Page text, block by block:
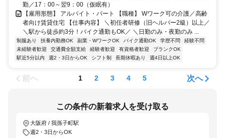
勤／17：00～翌9：00（仮眠有）
【雇用形態】 アルバイト・パート 【職種】 Wワーク可の介護／高齢
者向け賃貸住宅 【仕事内容】 ＼初任者研修（旧ヘルパー2級）以上／
＼駅から徒歩約3分！バイク通勤もOK／ ＼日勤のみ・夜勤のみ ...
制服あり 扶養内勤務OK 副業・WワークOK バイク通勤OK 学歴不問
経験不問
未経験者歓迎
交通費全額支給 経験者歓迎 有資格者歓迎
ブランクOK
駅近5分以内
週2・3日からOK シフト制 長期休暇あり 週4日以上OK
前へ 1 2 3 4 5 次へ
この条件の新着求人を受け取る
大阪府 / 我孫子町駅
週2・3日からOK